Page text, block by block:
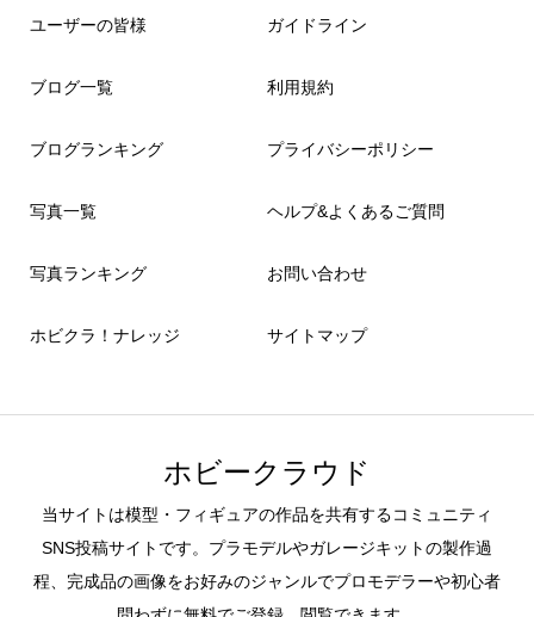
ユーザーの皆様
ブログ一覧
ブログランキング
写真一覧
写真ランキング
ホビクラ！ナレッジ
ガイドライン
利用規約
プライバシーポリシー
ヘルプ&よくあるご質問
お問い合わせ
サイトマップ
ホビークラウド
当サイトは模型・フィギュアの作品を共有するコミュニティ
SNS投稿サイトです。プラモデルやガレージキットの製作過
程、完成品の画像をお好みのジャンルでプロモデラーや初心者